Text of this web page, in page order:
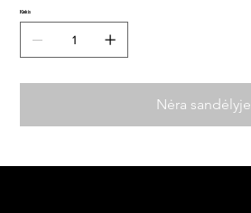
Kiekis
Nėra sandėlyje